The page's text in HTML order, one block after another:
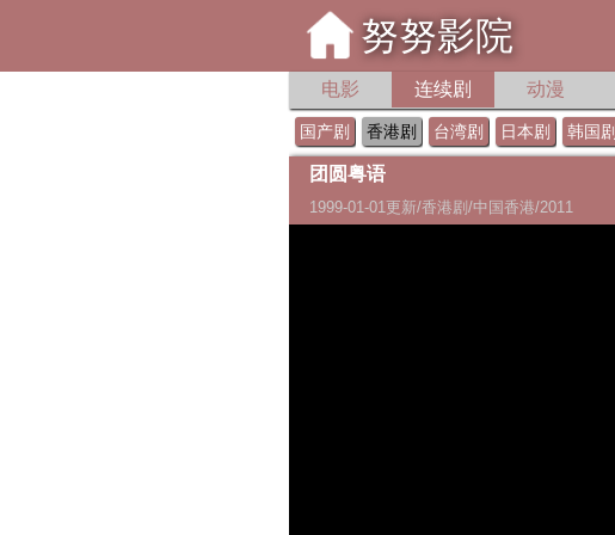
努努影院
电影 连续剧 动漫
国产剧 香港剧 台湾剧 日本剧 韩国剧
团圆粤语
1999-01-01更新/香港剧/中国香港/2011